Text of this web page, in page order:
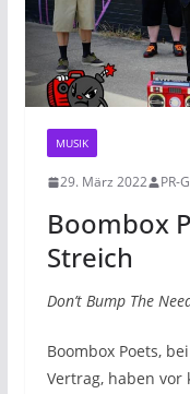
MUSIK
29. März 2022 PR-
Boombox
Streich
Don’t Bump The
Boombox Poets,
Vertrag, haben vor